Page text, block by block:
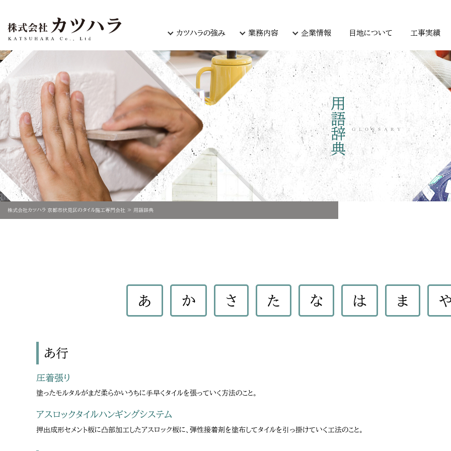
カツハラの強み 業務内容 企業情報 目地について 工事実績
用語辞典 GLOSSARY
株式会社カツハラ 京都市伏見区のタイル施工専門会社 用語辞典
あ か さ た な は ま
あ行
圧着張り
塗ったモルタルがまだ柔らかいうちに手早くタイルを張っていく方法のこと。
アスロックタイルハンギングシステム
押出成形セメント板に凸部加工したアスロック板に、弾性接着剤を塗布してタイルを引っ掛けていく工法のこと。